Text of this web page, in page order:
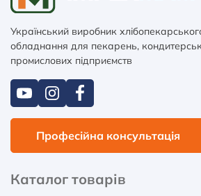
Український виробник
обладнання для пекарень,
промислових підприємств
Професійна консультація
Каталог товарів